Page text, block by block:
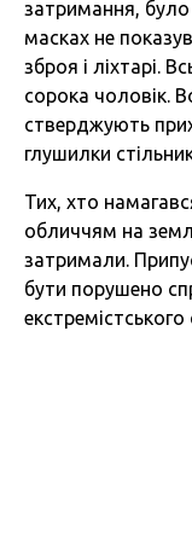
затримання,
масках не
зброя і ліхтарі.
сорока чоловік.
стверджують
глушилки
Тих, хто
обличчям на
затримали.
бути порушено